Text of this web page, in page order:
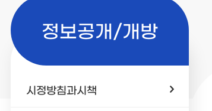
정보공개/개방
시정방침과시책